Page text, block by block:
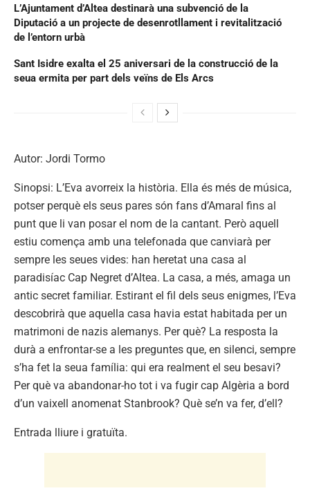
L’Ajuntament d’Altea destinarà una subvenció de la
Diputació a un projecte de desenrotllament i revitalització
de l’entorn urbà
Sant Isidre exalta el 25 aniversari de la construcció de la
seua ermita per part dels veïns de Els Arcs
Autor: Jordi Tormo
Sinopsi: L’Eva avorreix la història. Ella és més de música,
potser perquè els seus pares són fans d’Amaral fins al
punt que li van posar el nom de la cantant. Però aquell
estiu comença amb una telefonada que canviarà per
sempre les seues vides: han heretat una casa al
paradisíac Cap Negret d’Altea. La casa, a més, amaga un
antic secret familiar. Estirant el fil dels seus enigmes, l’Eva
descobrirà que aquella casa havia estat habitada per un
matrimoni de nazis alemanys. Per què? La resposta la
durà a enfrontar-se a les preguntes que, en silenci, sempre
s’ha fet la seua família: qui era realment el seu besavi?
Per què va abandonar-ho tot i va fugir cap Algèria a bord
d’un vaixell anomenat Stanbrook? Què se’n va fer, d’ell?
Entrada lliure i gratuïta.